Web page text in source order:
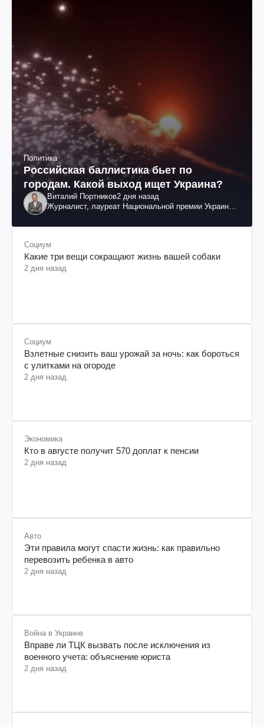
Политика
Российская баллистика бьет по
городам. Какой выход ищет Украина?
Виталий Портников2 дня назад
Журналист, лауреат Национальной премии Украины
Социум
Какие три вещи сокращают жизнь вашей собаки
2 дня назад
Социум
Взлетные снизить ваш урожай за ночь: как бороться
с улитками на огороде
2 дня назад
Экономика
Кто в августе получит 570 доплат к пенсии
2 дня назад
Авто
Эти правила могут спасти жизнь: как правильно
перевозить ребенка в авто
2 дня назад
Война в Украине
Вправе ли ТЦК вызвать после исключения из
военного учета: объяснение юриста
2 дня назад